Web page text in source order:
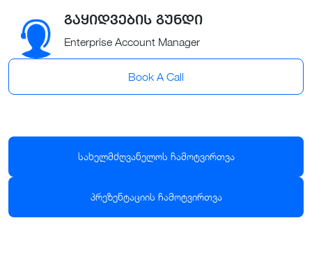
გაყიდვების გუნდი
Enterprise Account Manager
Book A Call
სახელმძღვანელოს ჩამოტვირთვა
პრეზენტაციის ჩამოტვირთვა